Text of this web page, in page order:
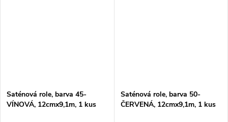
Saténová role, barva 45-
VÍNOVÁ, 12cmx9,1m, 1 kus
Saténová role, barva 50-
ČERVENÁ, 12cmx9,1m, 1 kus